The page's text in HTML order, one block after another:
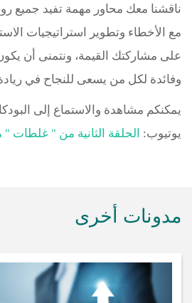
ناقشنا معك محاور مهمة تفيد جميع
مع الأخطاء وتطوير استراتيجيات
على مشاركتك القيمة، ونتمنى أن
وفائدة لكل من يسعى للنجاح في
يمكنكم مشاهدة والاستماع إلى
يوتيوب: الحلقة الثانية من "
مدونات أخرى